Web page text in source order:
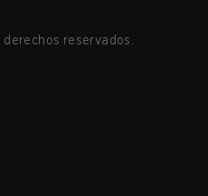
reservados.